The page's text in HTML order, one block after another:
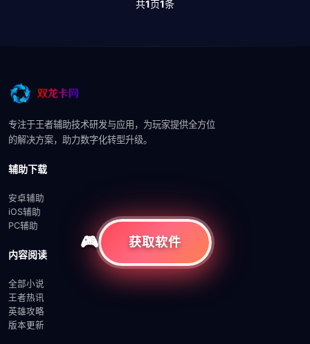
共1页1条
专注于王者辅助技术研发与应用，为玩家提供全方位
的解决方案，助力数字化转型升级。
辅助下载
安卓辅助
iOS辅助
PC辅助
内容阅读
全部小说
王者热讯
英雄攻略
版本更新
获取软件